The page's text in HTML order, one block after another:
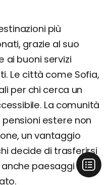
più
grazie al suo
ai buoni servizi
Le città come Sofia,
per chi cerca un
La comunità
pensioni estere non
un vantaggio
decide di trasferirsi
anche paesaggi